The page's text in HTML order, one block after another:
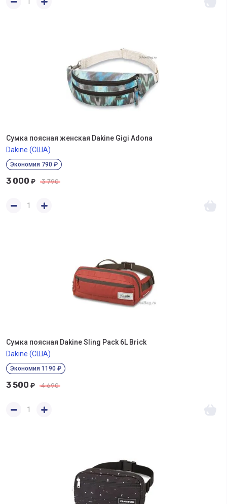
Сумка поясная женская Dakine Gigi Adona
Dakine (США)
Экономия 790 ₽
3 000 ₽ 3 790
Сумка поясная Dakine Sling Pack 6L Brick
Dakine (США)
Экономия 1190 ₽
3 500 ₽ 4 690